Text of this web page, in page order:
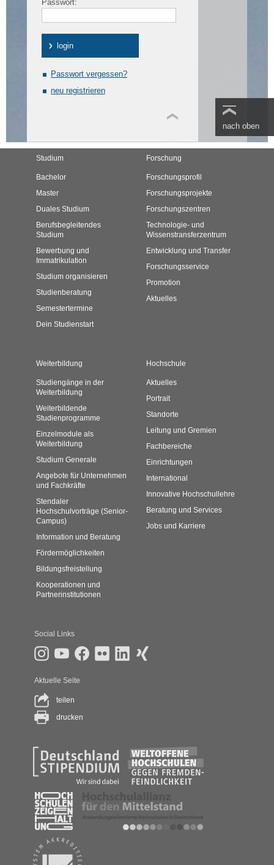
Passwort:
Passwort vergessen?
neu registrieren
nach oben
Studium
Bachelor
Master
Duales Studium
Berufsbegleitendes
Studium
Bewerbung und
Immatrikulation
Studium organisieren
Studienberatung
Semestertermine
Dein Studienstart
Forschung
Forschungsprofil
Forschungsprojekte
Forschungszentren
Technologie- und
Wissenstransferzentrum
Entwicklung und Transfer
Forschungsservice
Promotion
Aktuelles
Weiterbildung
Studiengänge in der
Weiterbildung
Weiterbildende
Studienprogramme
Einzelmodule als
Weiterbildung
Studium Generale
Angebote für Unternehmen
und Fachkräfte
Stendaler
Hochschulvorträge (Senior-
Campus)
Information und Beratung
Fördermöglichkeiten
Bildungsfreistellung
Kooperationen und
Partnerinstitutionen
Hochschule
Aktuelles
Portrait
Standorte
Leitung und Gremien
Fachbereiche
Einrichtungen
International
Innovative Hochschullehre
Beratung und Services
Jobs und Karriere
Social Links
Aktuelle Seite
teilen
drucken